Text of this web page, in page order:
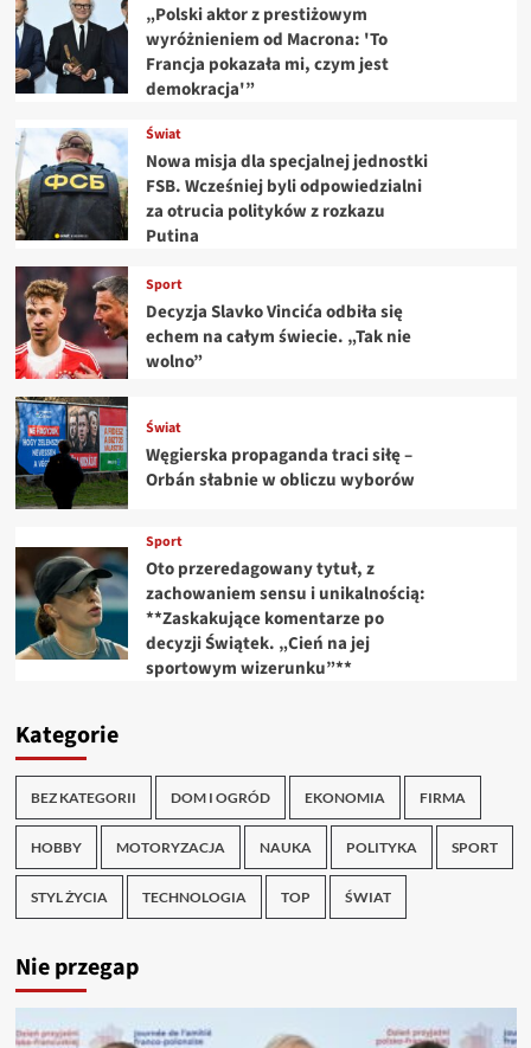
„Polski aktor z prestiżowym
wyróżnieniem od Macrona: 'To
Francja pokazała mi, czym jest
demokracja'”
Świat
Nowa misja dla specjalnej jednostki
FSB. Wcześniej byli odpowiedzialni
za otrucia polityków z rozkazu
Putina
Sport
Decyzja Slavko Vincića odbiła się
echem na całym świecie. „Tak nie
wolno”
Świat
Węgierska propaganda traci siłę –
Orbán słabnie w obliczu wyborów
Sport
Oto przeredagowany tytuł, z
zachowaniem sensu i unikalnością:
**Zaskakujące komentarze po
decyzji Świątek. „Cień na jej
sportowym wizerunku”**
Kategorie
BEZ KATEGORII DOM I OGRÓD EKONOMIA FIRMA
HOBBY MOTORYZACJA NAUKA POLITYKA SPORT
STYL ŻYCIA TECHNOLOGIA TOP ŚWIAT
Nie przegap